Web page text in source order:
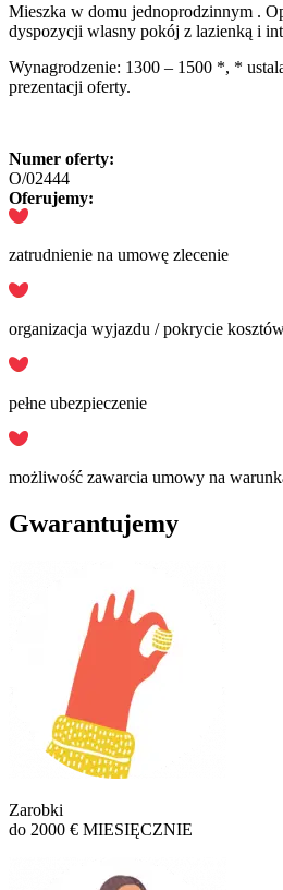
Mieszka w domu jednoprodzinnym .
dyspozycji wlasny pokój z lazienką i
Wynagrodzenie: 1300 – 1500 *, *
prezentacji oferty.
Numer oferty:
O/02444
Oferujemy:
zatrudnienie na umowę zlecenie
organizacja wyjazdu / pokrycie
pełne ubezpieczenie
możliwość zawarcia umowy na
Gwarantujemy
Zarobki
do 2000 € MIESIĘCZNIE